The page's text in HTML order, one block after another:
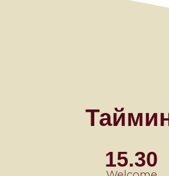
нарядах, схожих по цвету с нашей